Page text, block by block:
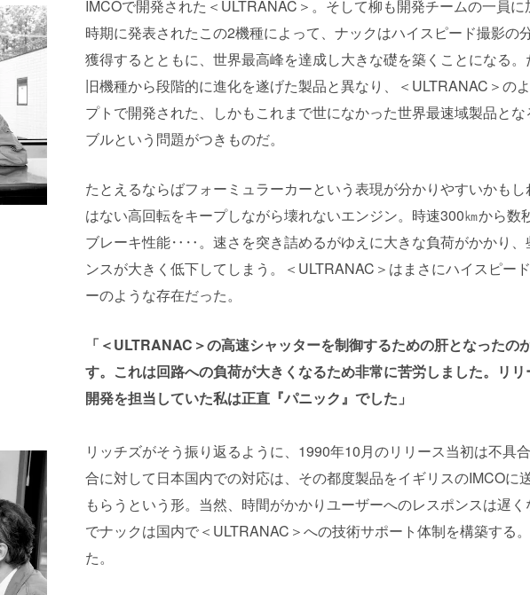
IMCOで開発された＜ ULTRANAC ＞。そして柳も開発チームの一員に
時期に発表されたこの2機種によって、ナックはハイスピード撮影の
獲得するとともに、世界最高峰を達成し大きな礎を築くことになる。
旧機種から段階的に進化を遂げた製品と異なり、＜ ULTRANAC ＞の
プトで開発された、しかもこれまで世になかった世界最速域製品と
ブルという問題がつきものだ。
たとえるならばフォーミュラーカーという表現が分かりやすいかも
はない高回転をキープしながら壊れないエンジン。時速300㎞から数
ブレーキ性能‥‥。速さを突き詰めるがゆえに大きな負荷がかかり、
ンスが大きく低下してしまう。＜ ULTRANAC ＞はまさにハイスピー
ーのような存在だった。
「＜ULTRANAC＞の高速シャッターを制御するための肝となったの
す。これは回路への負荷が大きくなるため非常に苦労しました。リリ
開発を担当していた私は正直『パニック』でした」
リッチズがそう振り返るように、 1990年10月のリリース当初は不具
合に対して日本国内での対応は、その都度製品をイギリスのIMCOに
もらうという形。当然、時間がかかりユーザーへのレスポンスは遅
でナックは国内で＜ ULTRANAC ＞への技術サポート体制を構築する
た。